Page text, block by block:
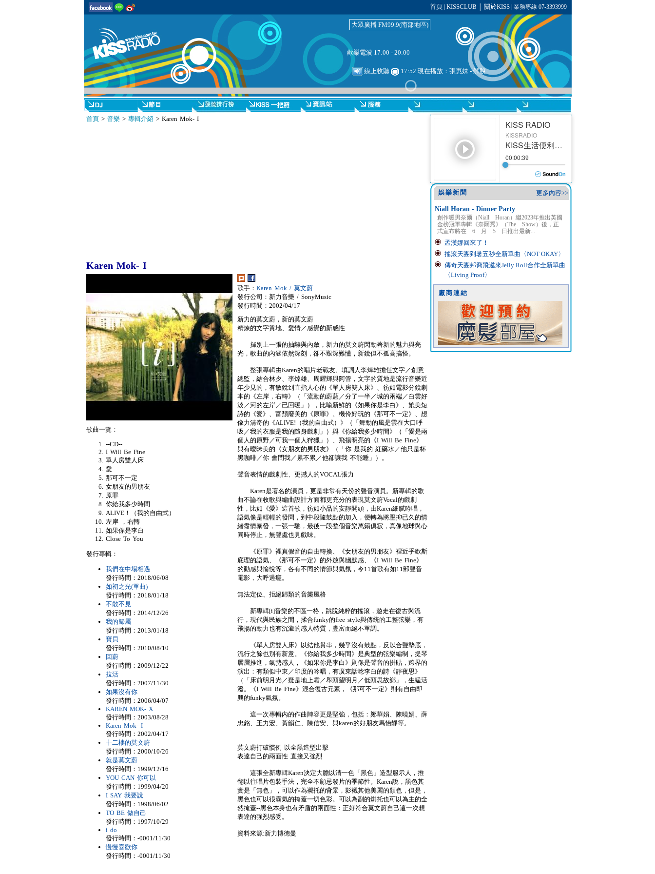
首頁 KISSCLUB 關於KISS| 業務專線 07-3393999
大眾廣播 FM99.9(南部地區)
歡樂電波 17:00 - 20:00
線上收聽 17:52 現在播放： 張惠妹-解脫
首頁> 音樂> 專輯介紹 > Karen Mok- I
Karen Mok- I
歌手： Karen Mok / 莫文蔚
發行公司：新力音樂 / SonyMusic
發行時間：2002/04/17
新力的莫文蔚，新的莫文蔚
精煉的文字質地、愛情／感覺的新感性
揮別上一張的抽離與內斂，新力的莫文蔚閃動著新的魅力與亮
光，歌曲的內涵依然深刻，卻不艱深難懂，新銳但不孤高搞怪。
整張專輯由Karen的唱片老戰友、填詞人李焯雄擔任文字／創意
總監，結合林夕、李焯雄、周耀輝與阿管，文字的質地是流行音樂近
年少見的，有敏銳到直指人心的《單人房雙人床》、彷如電影分鏡劇
本的《左岸，右轉》（「流動的蔚藍／分了一半／城的兩端／白雲好
淡／河的左岸／已回暖」），比喻新鮮的《如果你是李白》、媲美短
詩的《愛》、富頹廢美的《原罪》、機伶好玩的《那可不一定》、想
像力清奇的《ALIVE!（我的自由式）》（「舞動的風是雲在大口呼
吸／我的衣服是我的隨身戲劇」）與《你給我多少時間》（「愛是兩
個人的原野／可我一個人狩獵」）、飛揚明亮的《I Will Be Fine》
與有曖昧美的《女朋友的男朋友》（「你 是我的 紅藥水／他只是杯
黑咖啡／你 會問我／累不累／他卻讓我 不能睡」）。
聲音表情的戲劇性、更撼人的VOCAL張力
Karen是著名的演員，更是非常有天份的聲音演員。新專輯的歌
曲不論在收歌與編曲設計方面都更充分的表現莫文蔚Vocal的戲劇
性，比如《愛》這首歌，彷如小品的安靜開頭，由Karen細膩吟唱，
語氣像是輕輕的發問，到中段隨鼓點的加入，便轉為將壓抑已久的情
緒盡情暴發，一張一馳，最後一段整個音樂萬籟俱寂，真像地球與心
同時停止，無聲處也見戲味。
《原罪》裡真假音的自由轉換、《女朋友的男朋友》裡近乎歇斯
底理的語氣、《那可不一定》的外放與幽默感、《I Will Be Fine》
的動感與愉悅等，各有不同的情節與氣氛，令11首歌有如11部聲音
電影，大呼過癮。
無法定位、拒絕歸類的音樂風格
新專輯[i]音樂的不區一格，跳脫純粹的搖滾，遊走在復古與流
行，現代與民族之間，揉合funky的free style與傳統的工整弦樂，有
飛揚的動力也有沉澱的感人特質，豐富而絕不單調。
《單人房雙人床》以結他貫串，幾乎沒有鼓點，反以合聲墊底，
流行之餘也別有新意。《你給我多少時間》是典型的弦樂編制，提琴
層層推進，氣勢感人，《如果你是李白》則像是聲音的拼貼，跨界的
演出：有類似中東／印度的吟唱，有廣東話唸李白的詩《靜夜思》
（「床前明月光／疑是地上霜／舉頭望明月／低頭思故鄉」，生猛活
潑。《I Will Be Fine》混合復古元素，《那可不一定》則有自由即
興的funky氣氛。
這一次專輯內的作曲陣容更是堅強，包括：鄭華娟、陳曉娟、薛
忠銘、王力宏、黃韻仁、陳信安、與karen的好朋友馬怡靜等。
莫文蔚打破慣例 以全黑造型出擊
表達自己的兩面性 直接又強烈
這張全新專輯Karen決定大膽以清一色「黑色」造型服示人，推
翻以往唱片包裝手法，完全不顧忌發片的季節性。Karen說，黑色其
實是「無色」，可以作為襯托的背景，影襯其他美麗的顏色，但是，
黑色也可以很霸氣的掩蓋一切色彩。可以為副的烘托也可以為主的全
然掩蓋--黑色本身也有矛盾的兩面性：正好符合莫文蔚自己這一次想
表達的強烈感受。
資料來源:新力博德曼
歌曲一覽：
--CD--
I Will Be Fine
單人房雙人床
愛
那可不一定
女朋友的男朋友
原罪
你給我多少時間
ALIVE！（我的自由式）
左岸 ，右轉
如果你是李白
Close To You
發行專輯：
我們在中場相遇
發行時間：2018/06/08
如初之光(單曲)
發行時間：2018/01/18
不散不見
發行時間：2014/12/26
我的歸屬
發行時間：2013/01/18
寶貝
發行時間：2010/08/10
回蔚
發行時間：2009/12/22
拉活
發行時間：2007/11/30
如果沒有你
發行時間：2006/04/07
KAREN MOK- X
發行時間：2003/08/28
Karen Mok- I
發行時間：2002/04/17
十二樓的莫文蔚
發行時間：2000/10/26
就是莫文蔚
發行時間：1999/12/16
YOU CAN 你可以
發行時間：1999/04/20
I SAY 我要說
發行時間：1998/06/02
TO BE 做自己
發行時間：1997/10/29
i do
發行時間：-0001/11/30
慢慢喜歡你
發行時間：-0001/11/30
更多內容>>
娛樂新聞
Niall Horan - Dinner Party
創作暖男奈爾（Niall Horan）繼2023年推出英國
金榜冠軍專輯《奈爾秀》（The Show）後，正
式宣布將在 6 月 5 日推出最新...
孟漢娜回來了！
搖滾天團到暑五秒全新單曲〈NOT OKAY〉
傳奇天團邦喬飛邀來Jelly Roll合作全新單曲
〈Living Proof〉
廠商連結